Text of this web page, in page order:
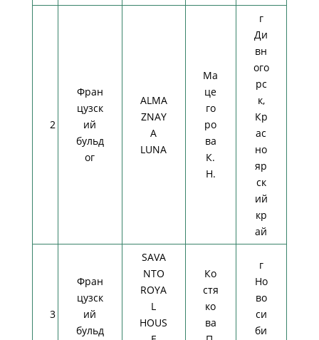
2
Фран
цузск
ий
бульд
ог
ALMA
ZNAY
A
LUNA
Ма
це
го
ро
ва
К.
Н.
г
Ди
вн
ого
рс
к,
Кр
ас
но
яр
ск
ий
кр
ай
3
Фран
цузск
ий
бульд
SAVA
NTO
ROYA
L
HOUS
Ко
стя
ко
ва
г
Но
во
си
би